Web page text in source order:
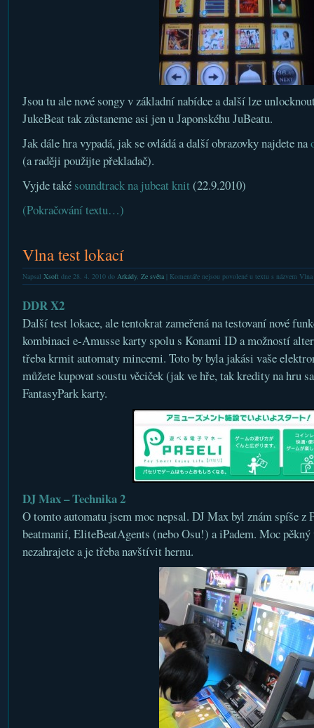
Jsou tu ale nové songy v základní nabídce a další lze
JukeBeat tak zůstaneme asi jen u Japonskéhu JuBeatu.
Jak dále hra vypadá, jak se ovládá a další obrazovky najdete na
(a raději použijte překladač).
Vyjde také soundtrack na jubeat knit (22.9.2010)
(Pokračování textu…)
Vlna test lokací
Napsal Xsoftdne 28. 4. 2010 do Arkády, Ze světa| Komentáře nejsou povolenéu textu s názvem Vlna
DDR X2
Další test lokace, ale tentokrat zameřená na testovaní nové
kombinaci e-Amusse karty spolu s Konami ID a možností
třeba krmit automaty mincemi. Toto by byla jakási vaše
můžete kupovat soustu věciček (jak ve hře, tak kredity na hru
FantasyPark karty.
DJ Max – Technika 2
O tomto automatu jsem moc nepsal. DJ Max byl znám spíše z
beatmanií, EliteBeatAgents (nebo Osu!) a iPadem. Moc
nezahrajete a je třeba navštívit hernu.